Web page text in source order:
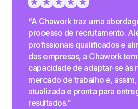
“A Chawork traz uma
processo de recrutamento.
profissionais qualificados e
das empresas, a Chawork
capacidade de adaptar-se às
mercado de trabalho e,
atualizada e pronta para
resultados.”